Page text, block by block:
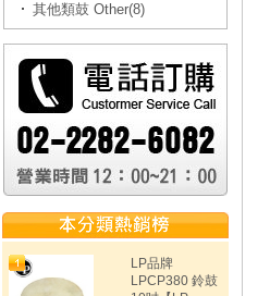
其他類鼓 Other(8)
LP品牌
LPCP380 鈴鼓